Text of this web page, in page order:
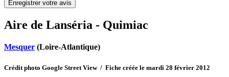
Aire de Lanséria - Quimiac
Mesquer (Loire-Atlantique)
Crédit photo Google Street View / Fiche créée le mardi 28 février 2012